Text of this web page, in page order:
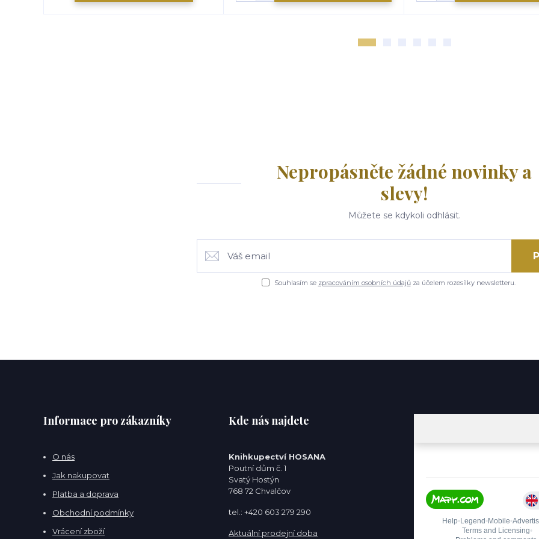
Nepropásněte žádné novinky a
slevy!
Můžete se kdykoli odhlásit.
Souhlasím se zpracováním osobních údajůza účelem rozesílky newsletteru.
Informace pro zákazníky
O nás
Jak nakupovat
Platba a doprava
Obchodní podmínky
Vrácení zboží
Kde nás najdete
Knihkupectví HOSANA
Poutní dům č. 1
Svatý Hostýn
768 72 Chvalčov
tel.: +420 603 279 290
Aktuální prodejní doba